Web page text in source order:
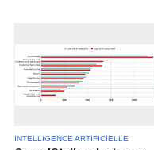
INTELLIGENCE ARTIFICIELLE